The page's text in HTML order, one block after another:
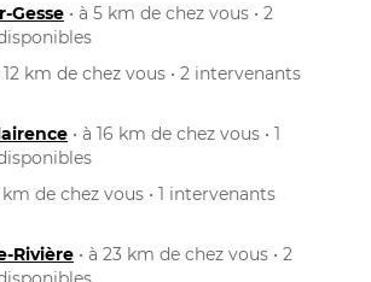
Gesse • à 5 km de chez vous • 2
12 km de chez vous • 2 intervenants
• à 16 km de chez vous • 1
km de chez vous • 1 intervenants
Rivière • à 23 km de chez vous • 2